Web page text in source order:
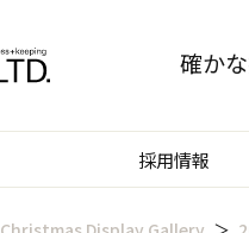
確か
採用情報